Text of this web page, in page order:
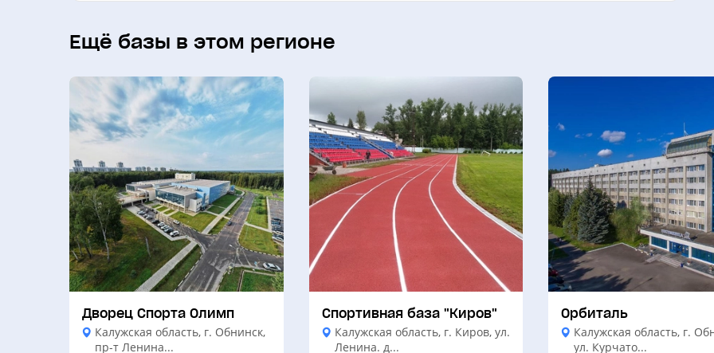
Ещё базы в этом регионе
Дворец Спорта Олимп
Калужская область, г. Обнинск,
пр-т Ленина...
Спортивная база "Киров"
Калужская область, г. Киров, ул.
Ленина. д...
Орбиталь
Калужская область, г.
ул. Курчато...